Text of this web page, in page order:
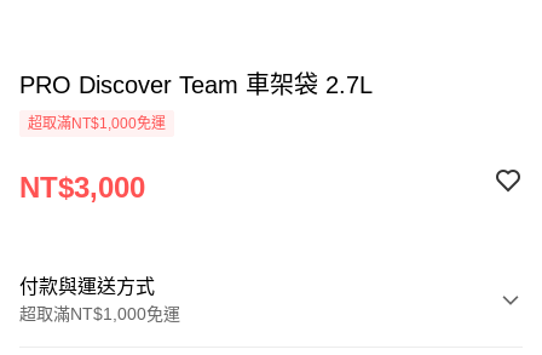
PRO Discover Team 車架袋 2.7L
超取滿NT$1,000免運
NT$3,000
付款與運送方式
超取滿NT$1,000免運